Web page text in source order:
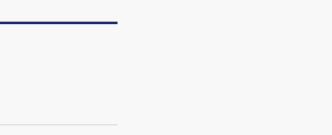
”的印
争将教
机”？难民潮撕裂西班牙